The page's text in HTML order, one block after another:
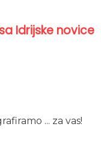
Idrijske novice
... za vas!